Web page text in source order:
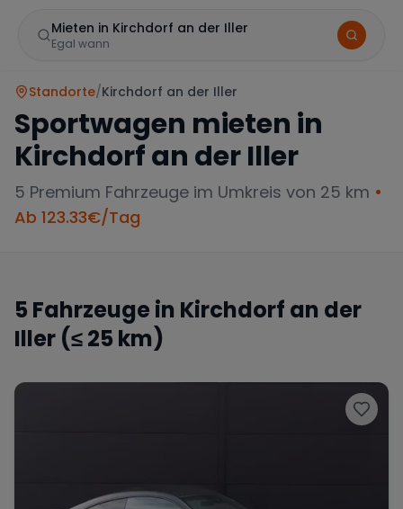
Mieten in Kirchdorf an der Iller
Egal wann
Mercedes
Zeitraum wählen
Standorte/Kirchdorf an der Iller
Sportwagen mieten in
Kirchdorf an der Iller
5 Premium Fahrzeuge im Umkreis von 25 km •
Ab 123.33€/Tag
5 Fahrzeuge in Kirchdorf an der
Iller (≤ 25 km)